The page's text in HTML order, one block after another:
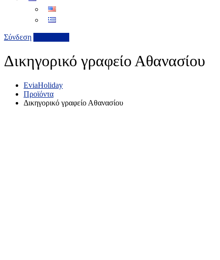
Σύνδεση
Δικηγορικό γραφείο Αθανασίου
EviaHoliday
Προϊόντα
Δικηγορικό γραφείο Αθανασίου